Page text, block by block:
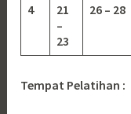
4
21
–
23
26 – 28
Tempat Pelatihan :